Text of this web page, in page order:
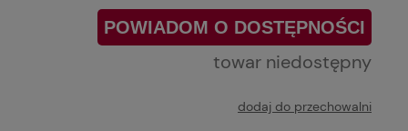
POWIADOM O DOSTĘPNOŚCI
towar niedostępny
dodaj do przechowalni